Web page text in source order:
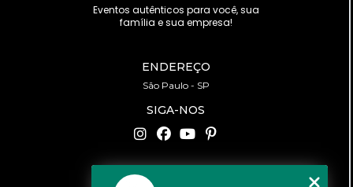
Eventos autênticos para você, sua
família e sua empresa!
ENDEREÇO
São Paulo - SP
SIGA-NOS
CONTATO